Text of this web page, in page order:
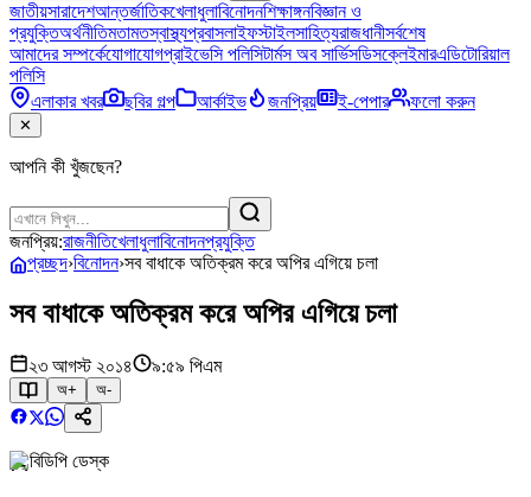
জাতীয়সারাদেশআন্তর্জাতিকখেলাধুলাবিনোদনশিক্ষাঙ্গনবিজ্ঞান ও
প্রযুক্তিঅর্থনীতিমতামতস্বাস্থ্যপ্রবাসলাইফস্টাইলসাহিত্যরাজধানীসর্বশেষ
আমাদের সম্পর্কেযোগাযোগপ্রাইভেসি পলিসিটার্মস অব সার্ভিসডিসক্লেইমারএডিটোরিয়াল
পলিসি
এলাকার খবর
ছবির গল্প আর্কাইভ জনপ্রিয় ই-পেপার ফলো করুন
✕
আপনি কী খুঁজছেন?
জনপ্রিয়:রাজনীতিখেলাধুলাবিনোদনপ্রযুক্তি
প্রচ্ছদ›বিনোদন›সব বাধাকে অতিক্রম করে অপির এগিয়ে চলা
সব বাধাকে অতিক্রম করে অপির এগিয়ে চলা
২৩ আগস্ট ২০১৪ ৯:৫৯ পিএম
অ+ অ-
বিডিপি ডেস্ক